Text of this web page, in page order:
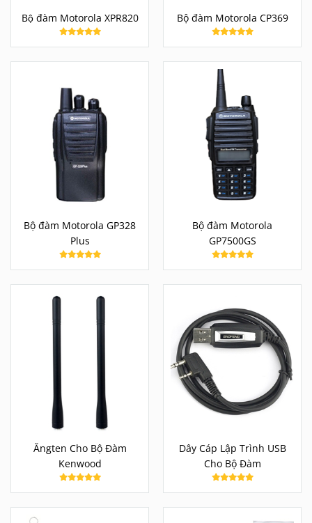
Bộ đàm Motorola XPR820 Bộ đàm Motorola CP369
Bộ đàm Motorola GP328
Plus
Bộ đàm Motorola
GP7500GS
Ăngten Cho Bộ Đàm
Kenwood
Dây Cáp Lập Trình USB
Cho Bộ Đàm